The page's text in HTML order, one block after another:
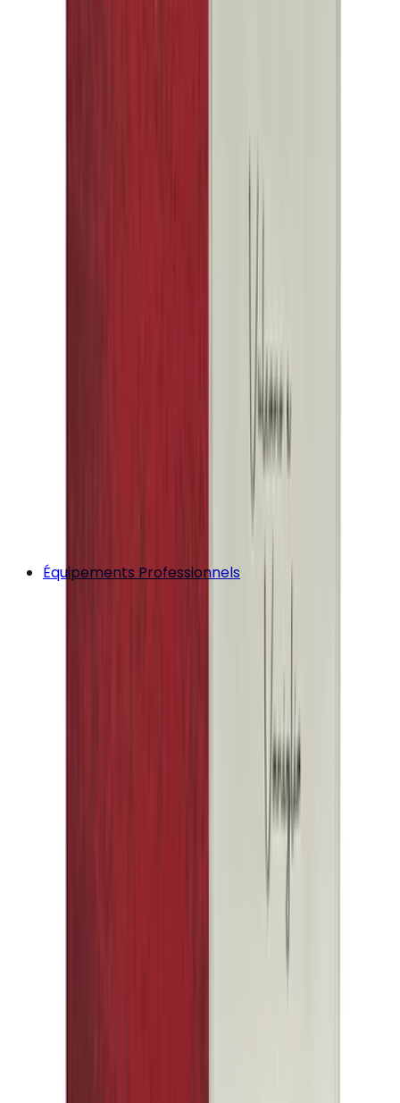
Équipements Professionnels